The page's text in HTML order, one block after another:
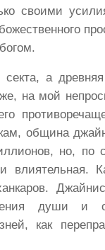
своими
а древняя
на мой
община
но, по
влиятельная.
души и
как